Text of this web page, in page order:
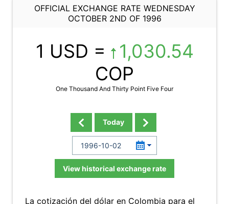
OFFICIAL EXCHANGE RATE WEDNESDAY
OCTOBER 2ND OF 1996
1 USD =
1,030.54
COP
One Thousand And Thirty Point Five Four
Today
View historical exchange rate
La cotización del dólar en Colombia para el